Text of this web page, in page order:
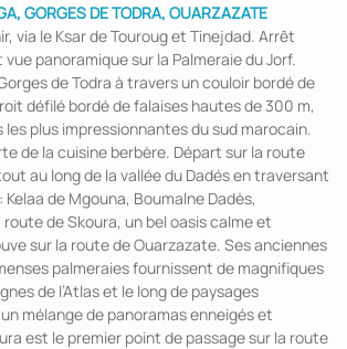
GORGES DE TODRA, OUARZAZATE
via le Ksar de Touroug et Tinejdad. Arrêt
panoramique sur la Palmeraie du Jorf.
de Todra à travers un couloir bordé de
défilé bordé de falaises hautes de 300 m,
plus impressionnantes du sud marocain.
de la cuisine berbère. Départ sur la route
au long de la vallée du Dadés en traversant
Kelaa de Mgouna, Boumalne Dadès,
de Skoura, un bel oasis calme et
sur la route de Ouarzazate. Ses anciennes
palmeraies fournissent de magnifiques
de l’Atlas et le long de paysages
mélange de panoramas enneigés et
est le premier point de passage sur la route